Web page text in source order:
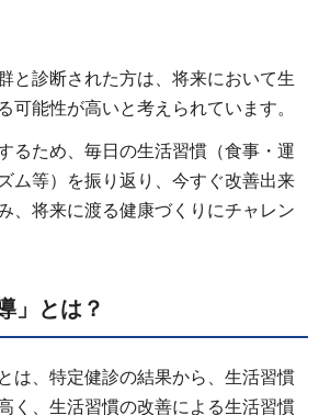
と診断された方は、将来において生
可能性が高いと考えられています。
るため、毎日の生活習慣（食事・運
ム等）を振り返り、今すぐ改善出来
、将来に渡る健康づくりにチャレン
」とは？
は、特定健診の結果から、生活習慣
く、生活習慣の改善による生活習慣